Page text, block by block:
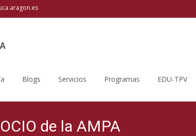
Blogs Servicios Programas EDU-TPV
de la AMPA